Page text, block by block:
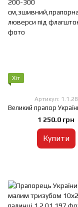
Хіт
Артикул: 1.1.28
1 250.0 грн
Купити